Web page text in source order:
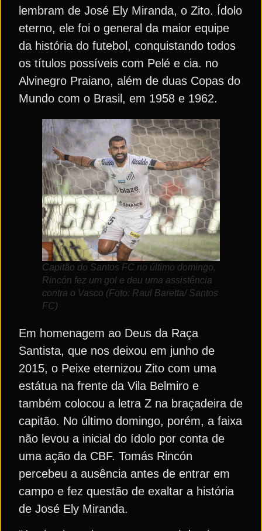
lembram de José Ely Miranda, o Zito. Ídolo
eterno, ele foi o general da maior equipe
da história do futebol, conquistando todos
os títulos possíveis com Pelé e cia. no
Alvinegro Praiano, além de duas Copas do
Mundo com o Brasil, em 1958 e 1962.
Capitão do Santos FC no último domingo,
Rincón fez um gol e deu uma assistência
contra o Vasco (Foto: Raul Baretta/ Santos
FC)
Em homenagem ao Deus da Raça
Santista, que nos deixou em junho de
2015, o Peixe eternizou Zito com uma
estátua na frente da Vila Belmiro e
também colocou a letra Z na braçadeira de
capitão. No último domingo, porém, a faixa
não levou a inicial do ídolo por conta de
uma ação da CBF. Tomás Rincón
percebeu a ausência antes de entrar em
campo e fez questão de exaltar a história
de José Ely Miranda.